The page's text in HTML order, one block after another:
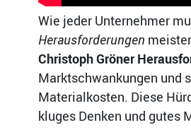
Wie jeder Unternehmer
Herausforderungen
Christoph Gröner
Marktschwankungen und
Materialkosten. Diese
kluges Denken und gutes